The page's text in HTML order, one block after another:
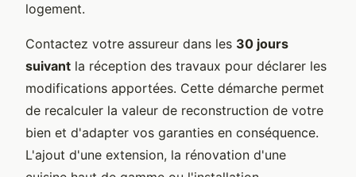
logement.
Contactez votre assureur dans les 30 jours
suivant la réception des travaux pour déclarer les
modifications apportées. Cette démarche permet
de recalculer la valeur de reconstruction de votre
bien et d'adapter vos garanties en conséquence.
L'ajout d'une extension, la rénovation d'une